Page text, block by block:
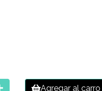
Agregar al carro